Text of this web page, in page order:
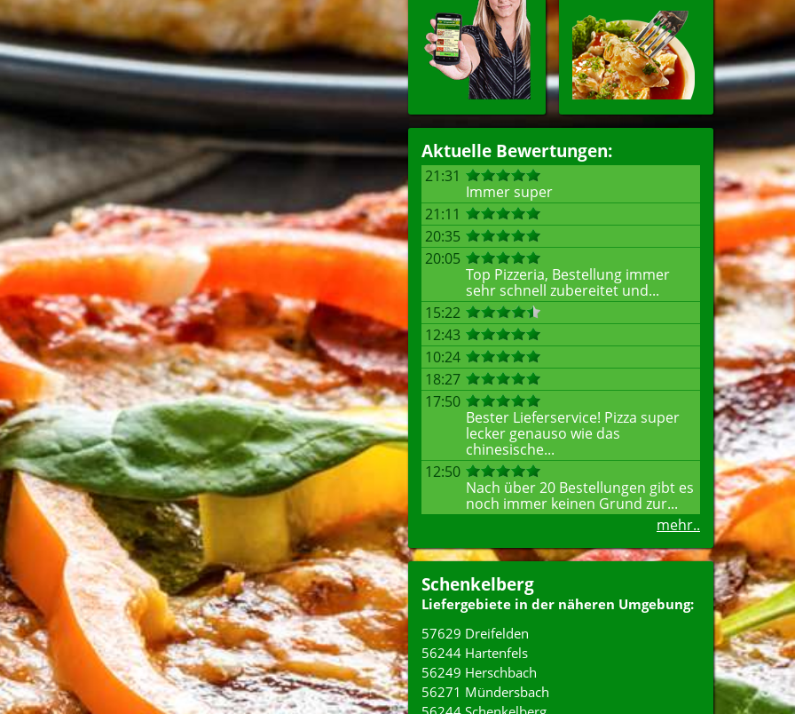
Aktuelle Bewertungen:
21:31
Immer super
21:11
20:35
20:05
Top Pizzeria, Bestellung immer
sehr schnell zubereitet und...
15:22
12:43
10:24
18:27
17:50
Bester Lieferservice! Pizza super
lecker genauso wie das
chinesische...
12:50
Nach über 20 Bestellungen gibt es
noch immer keinen Grund zur...
mehr..
Schenkelberg
Liefergebiete in der näheren Umgebung:
57629 Dreifelden
56244 Hartenfels
56249 Herschbach
56271 Mündersbach